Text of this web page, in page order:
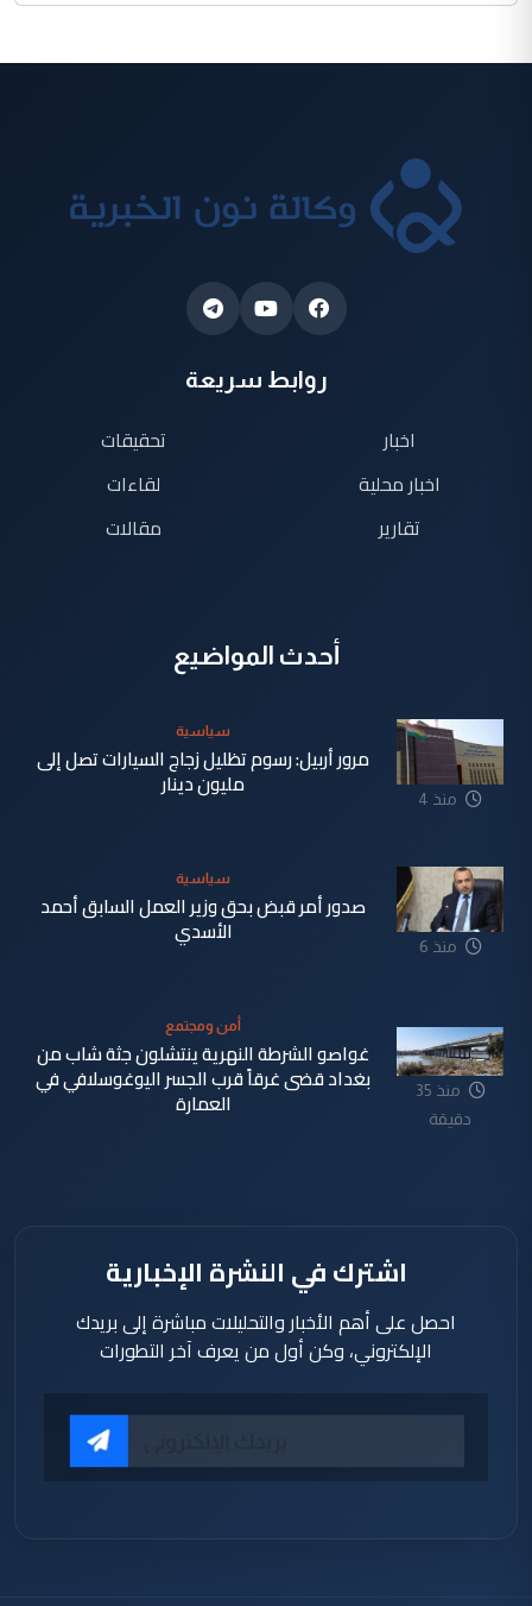
روابط سريعة
اخبار
اخبار محلية
تقارير
تحقيقات
لقاءات
مقالات
أحدث المواضيع
منذ 4
سياسية
مرور أربيل: رسوم تظليل زجاج السيارات تصل إلى
مليون دينار
منذ 6
سياسية
صدور أمر قبض بحق وزير العمل السابق أحمد
الأسدي
منذ 35
دقيقة
أمن ومجتمع
غواصو الشرطة النهرية ينتشلون جثة شاب من
بغداد قضى غرقاً قرب الجسر اليوغوسلافي في
العمارة
اشترك في النشرة الإخبارية
احصل على أهم الأخبار والتحليلات مباشرة إلى بريدك
الإلكتروني، وكن أول من يعرف آخر التطورات